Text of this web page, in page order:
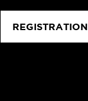
REGISTRATION